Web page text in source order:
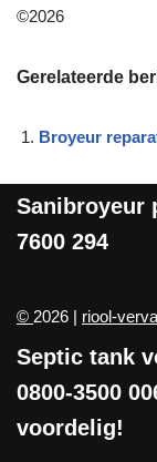
©2026
Gerelateerde
Broyeur
Sanibroyeur
7600 294
© 2026 | riool-
Septic tank
0800-3500
voordelig!